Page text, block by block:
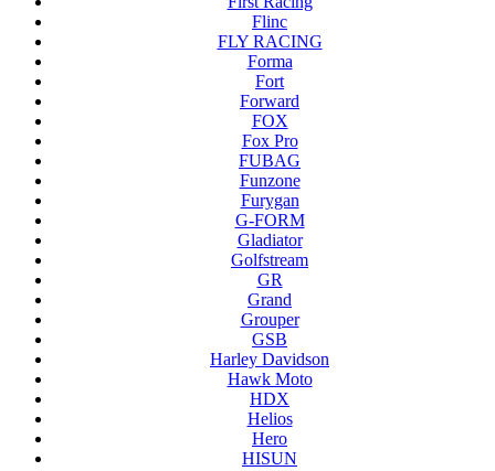
Flinc
FLY RACING
Forma
Fort
Forward
FOX
Fox Pro
FUBAG
Funzone
Furygan
G-FORM
Gladiator
Golfstream
GR
Grand
Grouper
GSB
Harley Davidson
Hawk Moto
HDX
Helios
Hero
HISUN